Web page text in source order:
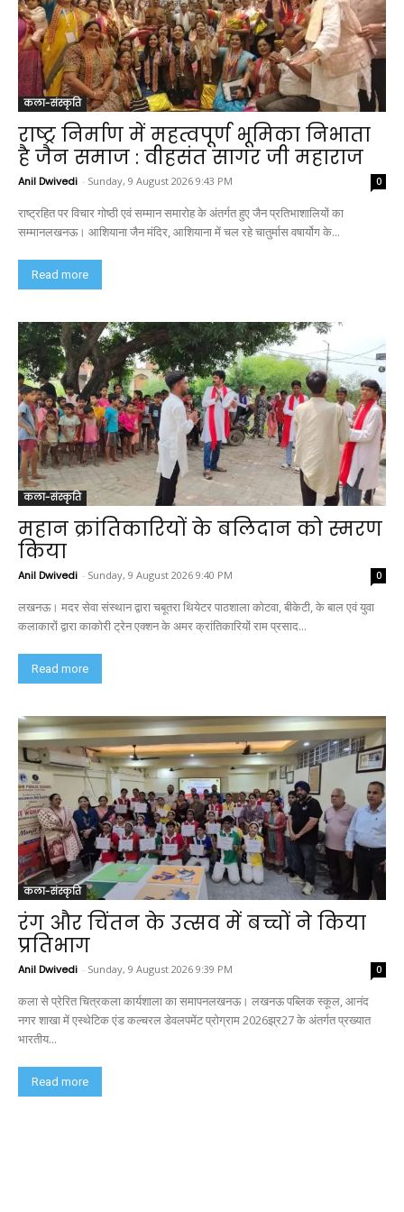
कला-संस्कृति
राष्ट्र निर्माण में महत्वपूर्ण भूमिका निभाता
है जैन समाज : वीहसंत सागर जी महाराज
Anil Dwivedi - Sunday, 9 August 2026 9:43 PM 0
राष्ट्रहित पर विचार गोष्ठी एवं सम्मान समारोह के अंतर्गत हुए जैन प्रतिभाशालियों का
सम्मानलखनऊ। आशियाना जैन मंदिर, आशियाना में चल रहे चातुर्मास वषार्योग के...
Read more
कला-संस्कृति
महान क्रांतिकारियों के बलिदान को स्मरण
किया
Anil Dwivedi - Sunday, 9 August 2026 9:40 PM 0
लखनऊ। मदर सेवा संस्थान द्वारा चबूतरा थियेटर पाठशाला कोटवा, बीकेटी, के बाल एवं युवा
कलाकारों द्वारा काकोरी ट्रेन एक्शन के अमर क्रांतिकारियों राम प्रसाद...
Read more
कला-संस्कृति
रंग और चिंतन के उत्सव में बच्चों ने किया
प्रतिभाग
Anil Dwivedi - Sunday, 9 August 2026 9:39 PM 0
कला से प्रेरित चित्रकला कार्यशाला का समापनलखनऊ। लखनऊ पब्लिक स्कूल, आनंद
नगर शाखा में एस्थेटिक एंड कल्चरल डेवलपमेंट प्रोग्राम 2026झ्र27 के अंतर्गत प्रख्यात
भारतीय...
Read more